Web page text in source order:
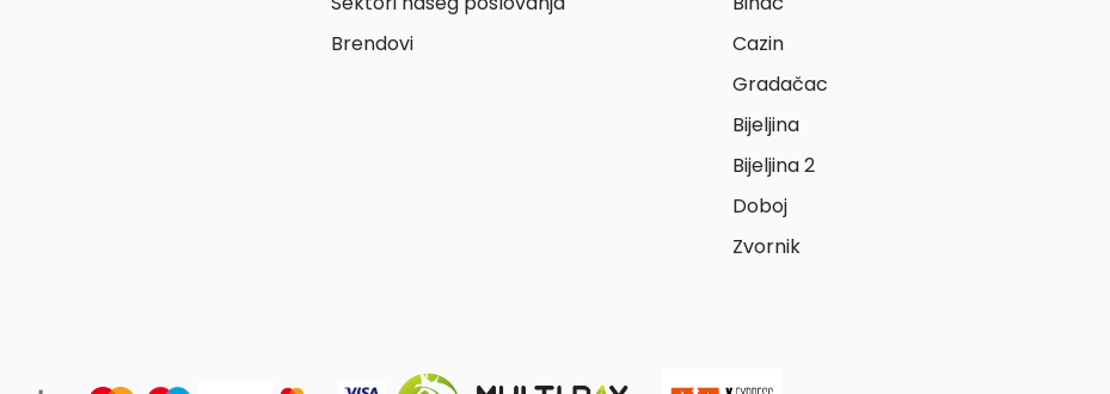
Brendovi
Cazin
Gradačac
Bijeljina
Bijeljina 2
Doboj
Zvornik